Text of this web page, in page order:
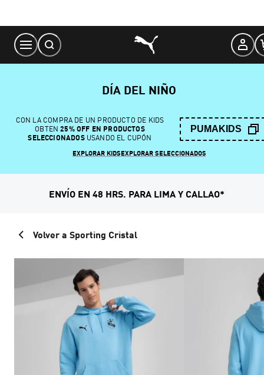
Content
DÍA DEL NIÑO
CON LA COMPRA DE UN PRODUCTO DE KIDS
OBTEN 25% OFF EN PRODUCTOS
SELECCIONADOSUSANDO EL CUPÓN
PUMAKIDS
EXPLORAR KIDSEXPLORAR SELECCIONADOS
ENVÍO EN 48 HRS. PARA LIMA Y CALLAO*
Volver a Sporting Cristal